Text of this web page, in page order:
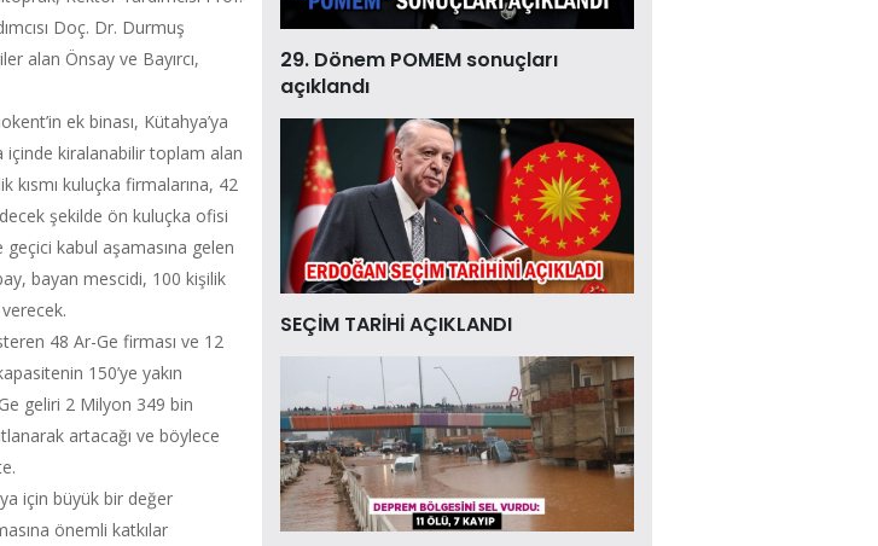
Doç. Dr. Durmuş
alan Önsay ve Bayırcı,
ek binası, Kütahya’ya
içinde kiralanabilir toplam alan
kısmı kuluçka firmalarına, 42
şekilde ön kuluçka ofisi
kabul aşamasına gelen
bayan mescidi, 100 kişilik
48 Ar-Ge firması ve 12
150’ye yakın
geliri 2 Milyon 349 bin
artacağı ve böylece
için büyük bir değer
önemli katkılar
29. Dönem POMEM sonuçları
açıklandı
SEÇİM TARİHİ AÇIKLANDI